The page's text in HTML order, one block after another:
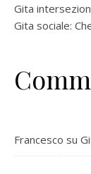
Gita
Gita sociale:
Francesco su